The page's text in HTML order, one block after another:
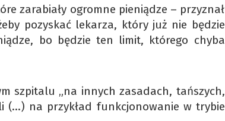
zarabiały ogromne pieniądze – przyznał
pozyskać lekarza, który już nie będzie
bo będzie ten limit, którego chyba
szpitalu „na innych zasadach, tańszych,
(…) na przykład funkcjonowanie w trybie